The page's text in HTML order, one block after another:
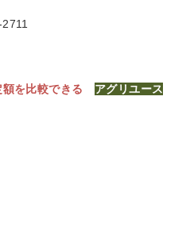
額を比較できる アグリユース